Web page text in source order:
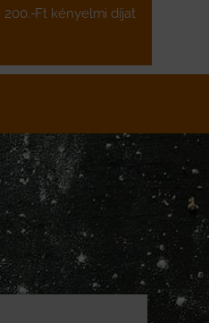
Ft kényelmi díjat